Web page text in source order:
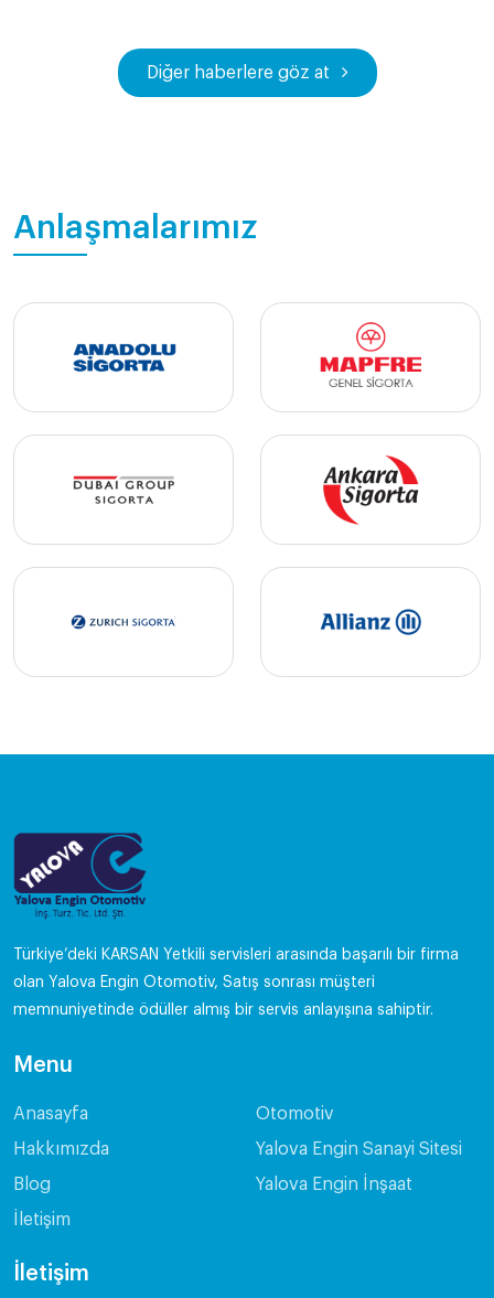
Diğer haberlere göz at
Anlaşmalarımız
Türkiye’deki KARSAN Yetkili servisleri arasında başarılı bir firma
olan Yalova Engin Otomotiv, Satış sonrası müşteri
memnuniyetinde ödüller almış bir servis anlayışına sahiptir.
Menu
Anasayfa
Hakkımızda
Blog
İletişim
Otomotiv
Yalova Engin Sanayi Sitesi
Yalova Engin İnşaat
İletişim